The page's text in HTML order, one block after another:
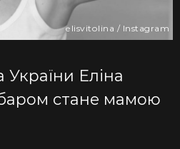
Еліна
стане мамою
elisvitolina / Instagram